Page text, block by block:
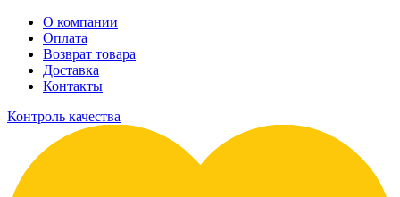
О компании
Оплата
Возврат товара
Доставка
Контакты
Контроль качества